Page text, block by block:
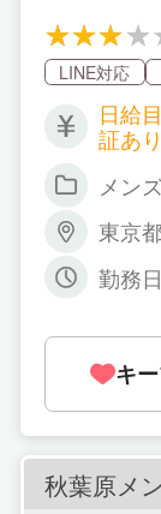
LINE対応
日給
証あ
メン
東京
勤務
（自
キ
秋葉原メ